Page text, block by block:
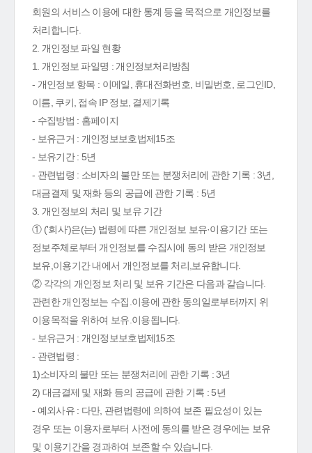
회원의 서비스 이용에 대한 통계 등을 목적으로 개인정보를
처리합니다.
2. 개인정보 파일 현황
1. 개인정보 파일명 : 개인정보처리방침
- 개인정보 항목 : 이메일, 휴대전화번호, 비밀번호, 로그인ID,
이름, 쿠키, 접속 IP 정보, 결제기록
- 수집방법 : 홈페이지
- 보유근거 : 개인정보보호법제15조
- 보유기간 : 5년
- 관련법령 : 소비자의 불만 또는 분쟁처리에 관한 기록 : 3년,
대금결제 및 재화 등의 공급에 관한 기록 : 5년
3. 개인정보의 처리 및 보유 기간
① ('회사')은(는) 법령에 따른 개인정보 보유·이용기간 또는
정보주체로부터 개인정보를 수집시에 동의 받은 개인정보
보유,이용기간 내에서 개인정보를 처리,보유합니다.
② 각각의 개인정보 처리 및 보유 기간은 다음과 같습니다.
관련한 개인정보는 수집.이용에 관한 동의일로부터까지 위
이용목적을 위하여 보유.이용됩니다.
- 보유근거 : 개인정보보호법제15조
- 관련법령 :
1)소비자의 불만 또는 분쟁처리에 관한 기록 : 3년
2) 대금결제 및 재화 등의 공급에 관한 기록 : 5년
- 예외사유 : 다만, 관련법령에 의하여 보존 필요성이 있는
경우 또는 이용자로부터 사전에 동의를 받은 경우에는 보유
및 이용기간을 경과하여 보존할 수 있습니다.